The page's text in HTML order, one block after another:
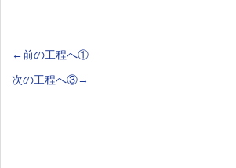
←前の工程へ①
次の工程へ③→